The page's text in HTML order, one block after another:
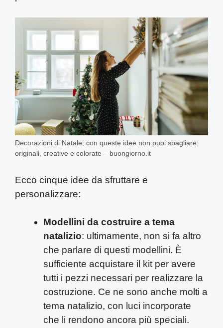
Decorazioni di Natale, con queste idee non puoi sbagliare:
originali, creative e colorate – buongiorno.it
Ecco cinque idee da sfruttare e
personalizzare:
Modellini da costruire a tema
natalizio: ultimamente, non si fa altro
che parlare di questi modellini. È
sufficiente acquistare il kit per avere
tutti i pezzi necessari per realizzare la
costruzione. Ce ne sono anche molti a
tema natalizio, con luci incorporate
che li rendono ancora più speciali.